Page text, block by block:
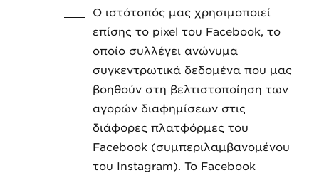
Ο ιστότοπός μας χρησιμοποιεί
επίσης το pixel του Facebook, το
οποίο συλλέγει ανώνυμα
συγκεντρωτικά δεδομένα που μας
βοηθούν στη βελτιστοποίηση των
αγορών διαφημίσεων στις
διάφορες πλατφόρμες του
Facebook (συμπεριλαμβανομένου
του Instagram). Το Facebook